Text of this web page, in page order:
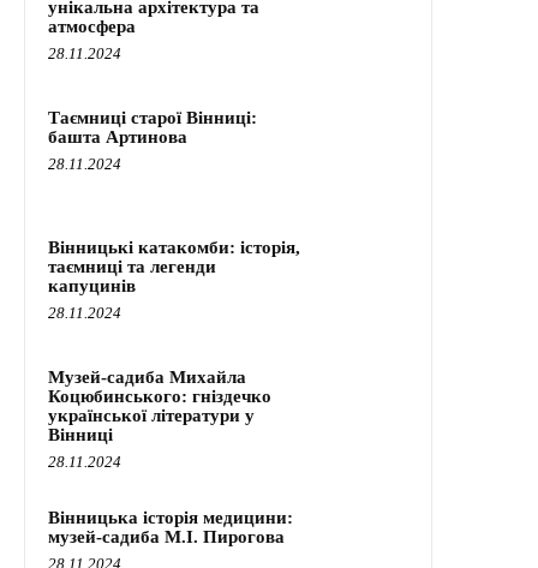
унікальна архітектура та
атмосфера
28.11.2024
Таємниці старої Вінниці:
башта Артинова
28.11.2024
Вінницькі катакомби: історія,
таємниці та легенди
капуцинів
28.11.2024
Музей-садиба Михайла
Коцюбинського: гніздечко
української літератури у
Вінниці
28.11.2024
Вінницька історія медицини:
музей-садиба М.І. Пирогова
28.11.2024